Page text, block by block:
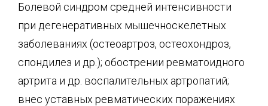
Болевой синдром средней интенсивности
при дегенеративных мышечно­скелетных
заболеваниях (остеоартроз, остеохондроз,
спондилез и др.); обострении ревматоидного
артрита и др. воспалительных артропатий;
внес уставных ревматических поражениях